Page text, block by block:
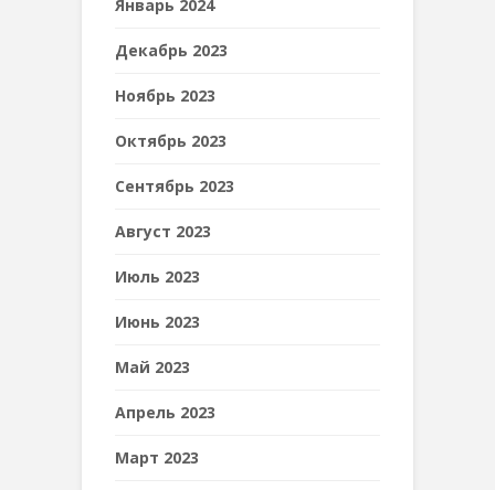
Январь 2024
Декабрь 2023
Ноябрь 2023
Октябрь 2023
Сентябрь 2023
Август 2023
Июль 2023
Июнь 2023
Май 2023
Апрель 2023
Март 2023